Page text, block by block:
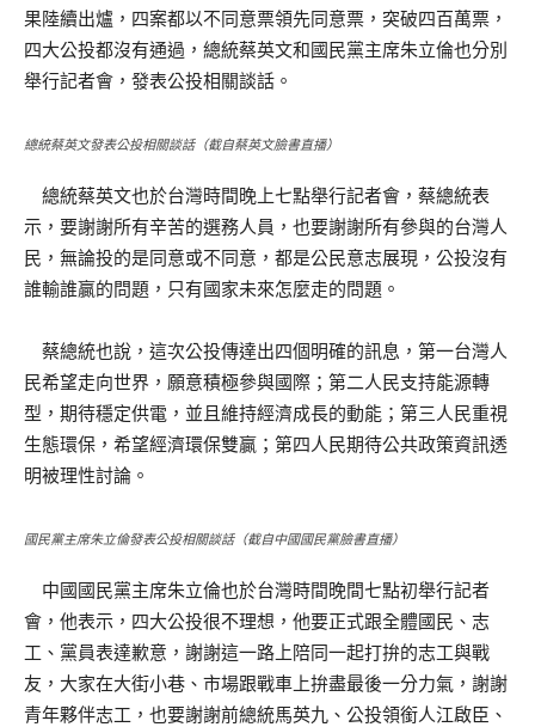
果陸續出爐，四案都以不同意票領先同意票，突破四百萬票，
四大公投都沒有通過，總統蔡英文和國民黨主席朱立倫也分別
舉行記者會，發表公投相關談話。
總統蔡英文發表公投相關談話（截自蔡英文臉書直播）
總統蔡英文也於台灣時間晚上七點舉行記者會，蔡總統表
示，要謝謝所有辛苦的選務人員，也要謝謝所有參與的台灣人
民，無論投的是同意或不同意，都是公民意志展現，公投沒有
誰輸誰贏的問題，只有國家未來怎麼走的問題。
蔡總統也說，這次公投傳達出四個明確的訊息，第一台灣人
民希望走向世界，願意積極參與國際；第二人民支持能源轉
型，期待穩定供電，並且維持經濟成長的動能；第三人民重視
生態環保，希望經濟環保雙贏；第四人民期待公共政策資訊透
明被理性討論。
國民黨主席朱立倫發表公投相關談話（截自中國國民黨臉書直播）
中國國民黨主席朱立倫也於台灣時間晚間七點初舉行記者
會，他表示，四大公投很不理想，他要正式跟全體國民、志
工、黨員表達歉意，謝謝這一路上陪同一起打拚的志工與戰
友，大家在大街小巷、市場跟戰車上拚盡最後一分力氣，謝謝
青年夥伴志工，也要謝謝前總統馬英九、公投領銜人江啟臣、